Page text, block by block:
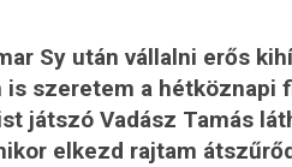
Sy után vállalni erős
szeretem a hétköznapi
játszó Vadász Tamás
elkezd rajtam